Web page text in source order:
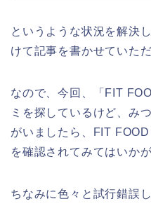
というような状況を解決
けて記事を書かせていた
なので、今回、「FIT
ミを探しているけど、み
がいましたら、FIT
を確認されてみてはいか
ちなみに色々と試行錯誤